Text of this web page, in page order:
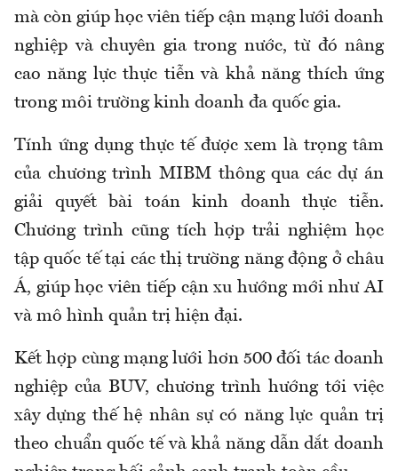
mà còn giúp học viên tiếp cận mạng lưới doanh
nghiệp và chuyên gia trong nước, từ đó nâng
cao năng lực thực tiễn và khả năng thích ứng
trong môi trường kinh doanh đa quốc gia.
Tính ứng dụng thực tế được xem là trọng tâm
của chương trình MIBM thông qua các dự án
giải quyết bài toán kinh doanh thực tiễn.
Chương trình cũng tích hợp trải nghiệm học
tập quốc tế tại các thị trường năng động ở châu
Á, giúp học viên tiếp cận xu hướng mới như AI
và mô hình quản trị hiện đại.
Kết hợp cùng mạng lưới hơn 500 đối tác doanh
nghiệp của BUV, chương trình hướng tới việc
xây dựng thế hệ nhân sự có năng lực quản trị
theo chuẩn quốc tế và khả năng dẫn dắt doanh